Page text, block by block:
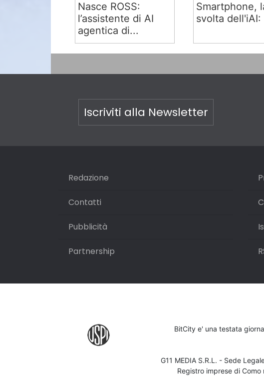
Nasce ROSS:
l’assistente di AI
agentica di...
Smartphone,
svolta dell'iAI:
Iscriviti alla Newsletter
Redazione
Contatti
Pubblicità
Partnership
BitCity e' una testata
G11 MEDIA S.R.L. - Sede
Registro imprese di Como